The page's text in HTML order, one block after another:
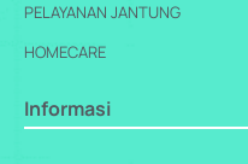
PELAYANAN JANTUNG
HOMECARE
Informasi